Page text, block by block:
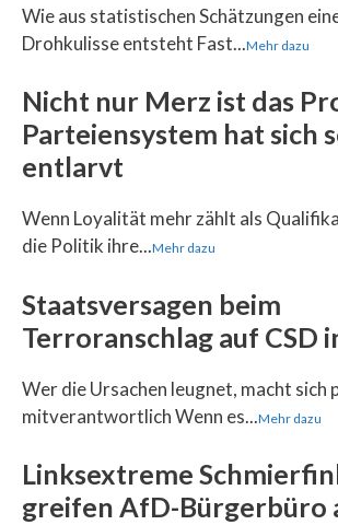
Wie aus statistischen Schätzungen
Drohkulisse entsteht Fast...Mehr dazu
Nicht nur Merz ist das
Parteiensystem hat sich
entlarvt
Wenn Loyalität mehr zählt als
die Politik ihre...Mehr dazu
Staatsversagen beim
Terroranschlag auf CSD
Wer die Ursachen leugnet, macht sich
mitverantwortlich Wenn es...Mehr dazu
Linksextreme
greifen AfD-Bürgerbüro